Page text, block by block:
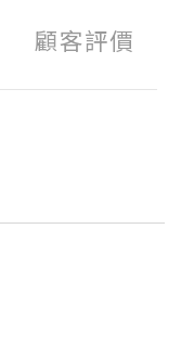
顧客評價